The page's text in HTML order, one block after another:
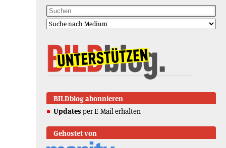
BILDblog abonnieren
Updates per E-Mail erhalten
Gehostet von